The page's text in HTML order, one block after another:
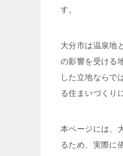
す。
大分市は温泉地
の影響を受ける
した立地ならで
る住まいづくり
本ページには、
るため、実際に